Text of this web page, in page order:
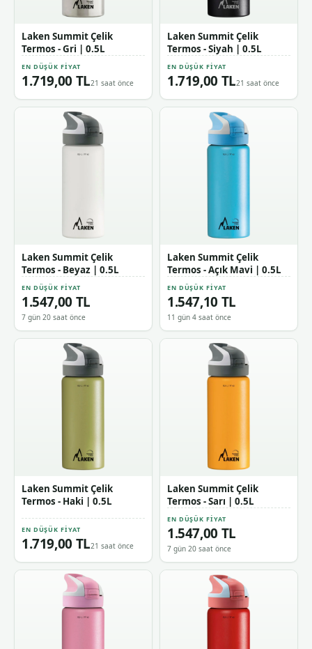
Laken Summit Çelik
Termos - Gri | 0.5L
EN DÜŞÜK FIYAT
1.719,00 TL21 saat önce
Laken Summit Çelik
Termos - Siyah | 0.5L
EN DÜŞÜK FIYAT
1.719,00 TL21 saat önce
Laken Summit Çelik
Termos - Beyaz | 0.5L
EN DÜŞÜK FIYAT
1.547,00 TL
7 gün 20 saat önce
Laken Summit Çelik
Termos - Açık Mavi | 0.5L
EN DÜŞÜK FIYAT
1.547,10 TL
11 gün 4 saat önce
Laken Summit Çelik
Termos - Haki | 0.5L
EN DÜŞÜK FIYAT
1.719,00 TL21 saat önce
Laken Summit Çelik
Termos - Sarı | 0.5L
EN DÜŞÜK FIYAT
1.547,00 TL
7 gün 20 saat önce